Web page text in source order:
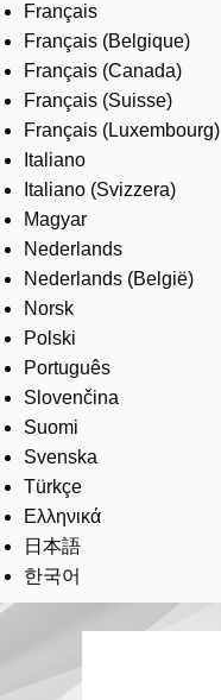
Français
Français (Belgique)
Français (Canada)
Français (Suisse)
Français (Luxembourg)
Italiano
Italiano (Svizzera)
Magyar
Nederlands
Nederlands (België)
Norsk
Polski
Português
Slovenčina
Suomi
Svenska
Türkçe
Ελληνικά
日本語
한국어